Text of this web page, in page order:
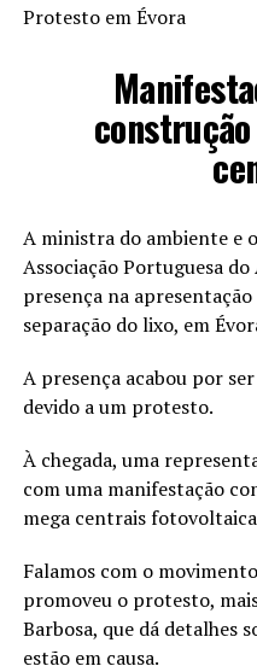
Protesto em Évora
A ministra do ambiente e
Associação Portuguesa
presença na
separação do lixo, em
A presença acabou por
devido a um protesto.
À chegada, uma
com uma manifestação
mega centrais
Falamos com o
promoveu o protesto,
Barbosa, que dá detalhes
estão em causa.